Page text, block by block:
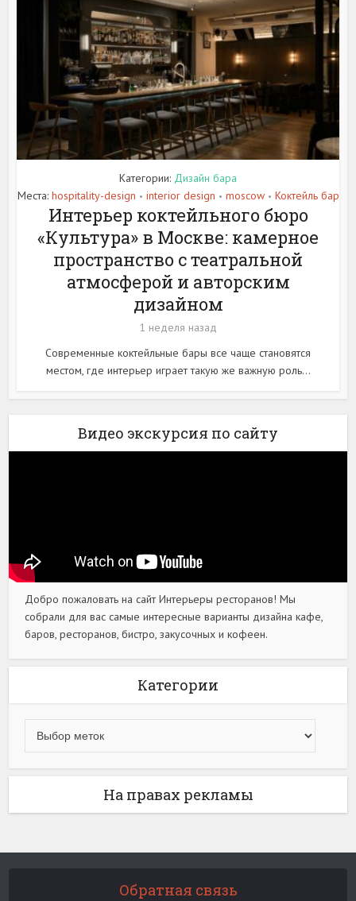
Категории: Дизайн бара
Места: hospitality-design • interior design • moscow • Коктейль бар
Интерьер коктейльного бюро
«Культура» в Москве: камерное
пространство с театральной
атмосферой и авторским
дизайном
1 неделя назад
Современные коктейльные бары все чаще становятся
местом, где интерьер играет такую же важную роль...
Видео экскурсия по сайту
Добро пожаловать на сайт Интерьеры ресторанов! Мы
собрали для вас самые интересные варианты дизайна кафе,
баров, ресторанов, бистро, закусочных и кофеен.
Категории
На правах рекламы
Обратная связь